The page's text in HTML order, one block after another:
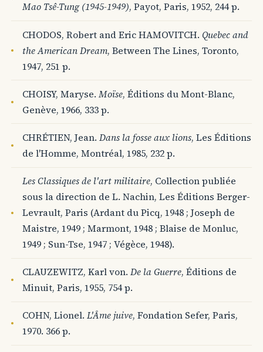
Mao Tsê-Tung (1945-1949), Payot, Paris, 1952, 244 p.
CHODOS, Robert and Eric HAMOVITCH. Quebec and
the American Dream, Between The Lines, Toronto,
1947, 251 p.
CHOISY, Maryse.Moïse, Éditions du Mont-Blanc,
Genève, 1966, 333 p.
CHRÉTIEN, Jean.Dans la fosse aux lions, Les Éditions
de l'Homme, Montréal, 1985, 232 p.
Les Classiques de l'art militaire, Collection publiée
sous la direction de L. Nachin, Les Éditions Berger-
Levrault, Paris (Ardant du Picq, 1948 ; Joseph de
Maistre, 1949 ; Marmont, 1948 ; Blaise de Monluc,
1949 ; Sun-Tse, 1947 ; Végèce, 1948).
CLAUZEWITZ, Karl von.De la Guerre, Éditions de
Minuit, Paris, 1955, 754 p.
COHN, Lionel.L'Âme juive, Fondation Sefer, Paris,
1970. 366 p.